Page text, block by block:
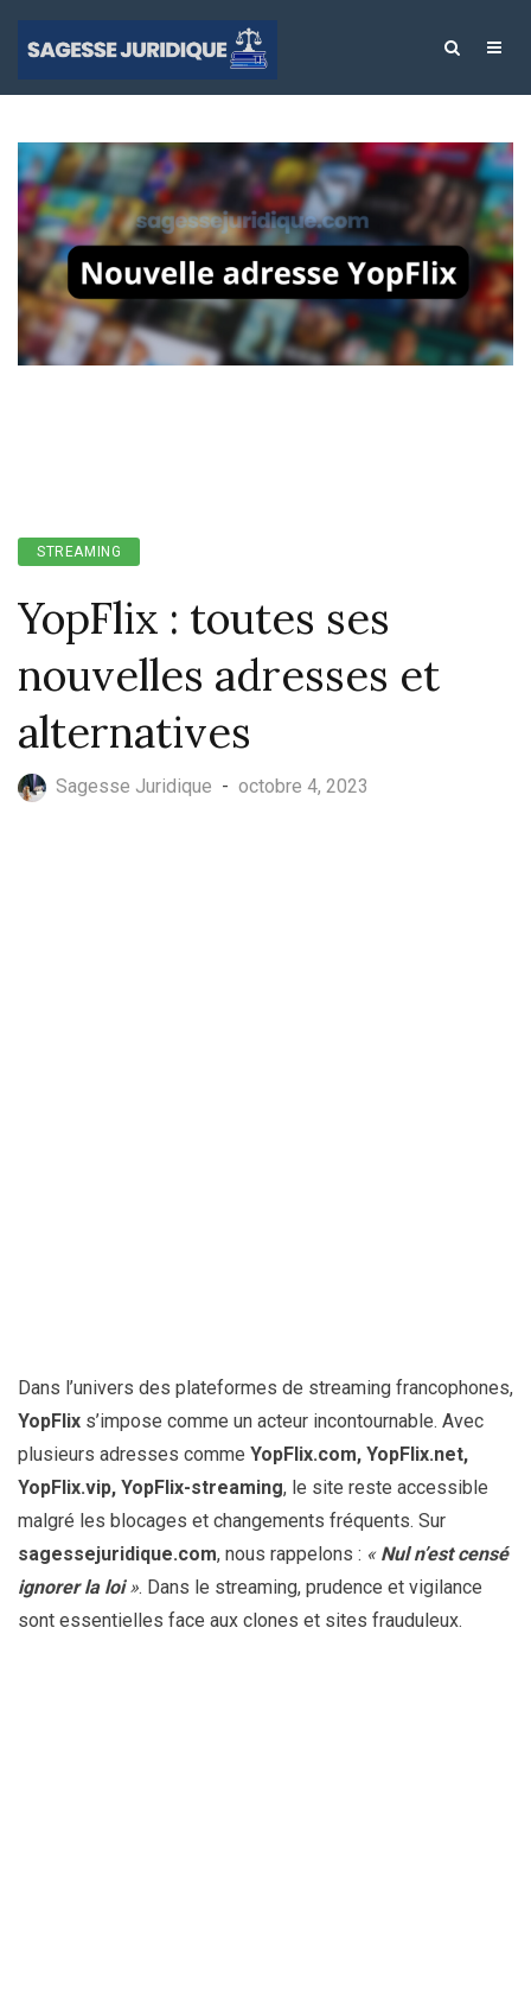
STREAMING
YopFlix : toutes ses
nouvelles adresses et
alternatives
Sagesse Juridique - octobre 4, 2023
Dans l’univers des plateformes de streaming francophones,
YopFlix s’impose comme un acteur incontournable. Avec
plusieurs adresses comme YopFlix.com, YopFlix.net,
YopFlix.vip, YopFlix-streaming, le site reste accessible
malgré les blocages et changements fréquents. Sur
sagessejuridique.com, nous rappelons : « Nul n’est censé
ignorer la loi». Dans le streaming, prudence et vigilance
sont essentielles face aux clones et sites frauduleux.